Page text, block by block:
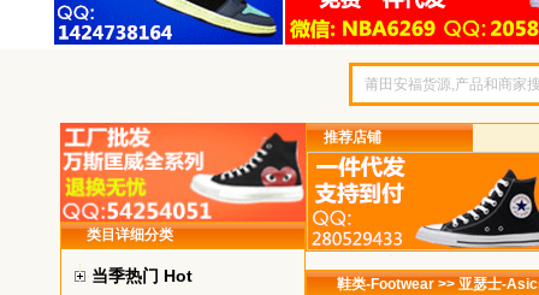
类目详细分类
当季热门 Hot
推荐店铺
鞋类-Footwear >> 亚瑟士-